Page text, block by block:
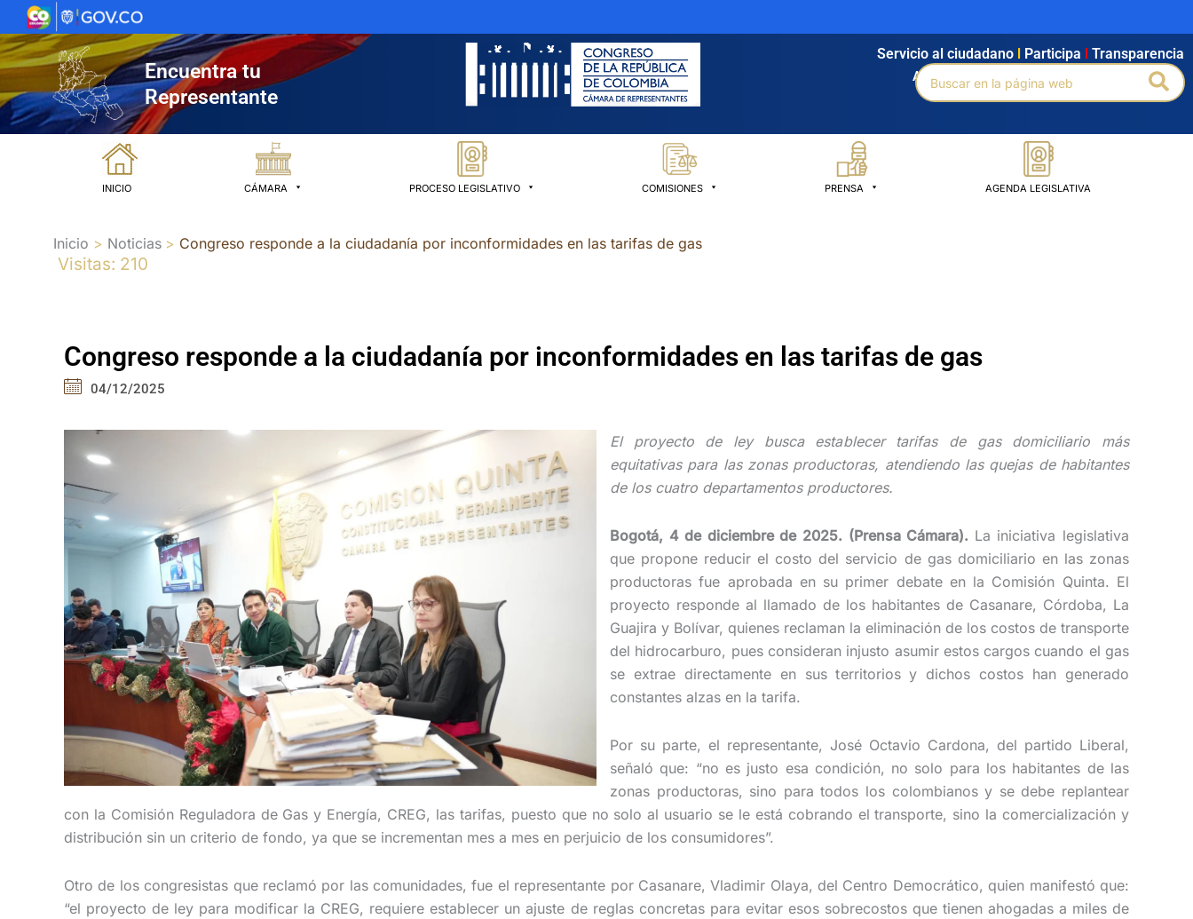
al
contenido
Encuentra tu
Representante
Agendamiento Intranet Búsqueda avanzada
Servicio al ciudadano Participa Transparencia
Buscar
por:
INICIO CÁMARA PROCESO LEGISLATIVO COMISIONES PRENSA AGENDA LEGISLATIVA
Inicio Noticias Congreso responde a la ciudadanía por inconformidades en las tarifas de gas
Visitas: 210
Congreso responde a la ciudadanía por inconformidades en las tarifas de gas
04/12/2025
El proyecto de ley busca establecer tarifas de gas domiciliario más
equitativas para las zonas productoras, atendiendo las quejas de habitantes
de los cuatro departamentos productores.
Bogotá, 4 de diciembre de 2025. (Prensa Cámara). La iniciativa legislativa
que propone reducir el costo del servicio de gas domiciliario en las zonas
productoras fue aprobada en su primer debate en la Comisión Quinta. El
proyecto responde al llamado de los habitantes de Casanare, Córdoba, La
Guajira y Bolívar, quienes reclaman la eliminación de los costos de transporte
del hidrocarburo, pues consideran injusto asumir estos cargos cuando el gas
se extrae directamente en sus territorios y dichos costos han generado
constantes alzas en la tarifa.
Por su parte, el representante, José Octavio Cardona, del partido Liberal,
señaló que: “no es justo esa condición, no solo para los habitantes de las
zonas productoras, sino para todos los colombianos y se debe replantear
con la Comisión Reguladora de Gas y Energía, CREG, las tarifas, puesto que no solo al usuario se le está cobrando el transporte, sino la comercialización y
distribución sin un criterio de fondo, ya que se incrementan mes a mes en perjuicio de los consumidores”.
Otro de los congresistas que reclamó por las comunidades, fue el representante por Casanare, Vladimir Olaya, del Centro Democrático, quien manifestó que:
“el proyecto de ley para modificar la CREG, requiere establecer un ajuste de reglas concretas para evitar esos sobrecostos que tienen ahogadas a miles de